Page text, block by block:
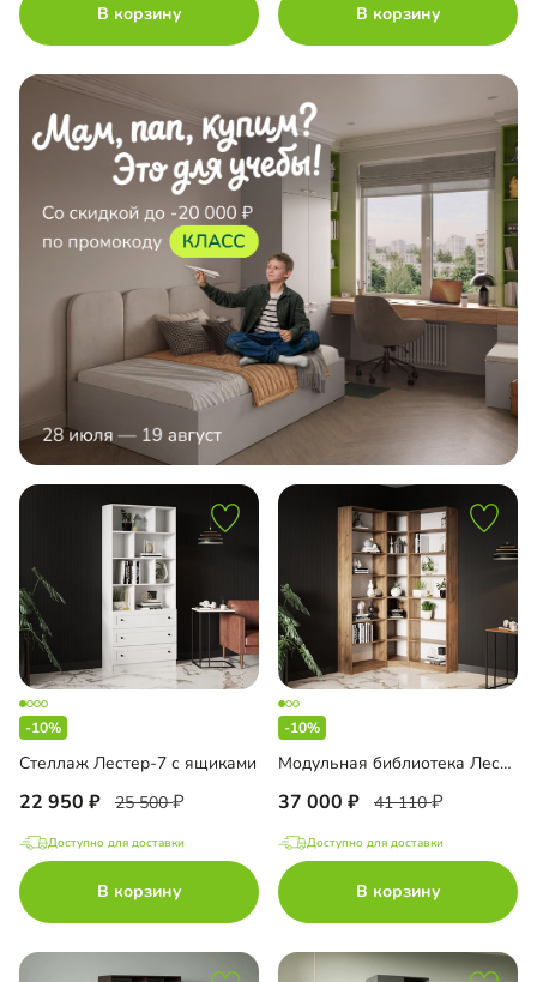
В корзину В корзину
-10%
Стеллаж Лестер-7 с ящиками
22 950 25 500
Доступно для доставки
В корзину
-10%
Модульная библиотека Лестер-3
37 000 41 110
Доступно для доставки
В корзину